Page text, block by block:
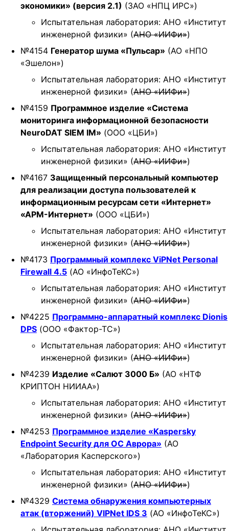
экономики» (версия 2.1) (ЗАО «НПЦ ИРС»)
Испытательная лаборатория: АНО «Институт
инженерной физики» (АНО «ИИФи»)
№4154 Генератор шума «Пульсар» (АО «НПО
«Эшелон»)
Испытательная лаборатория: АНО «Институт
инженерной физики» (АНО «ИИФи»)
№4159 Программное изделие «Система
мониторинга информационной безопасности
NeuroDAT SIEM IM» (ООО «ЦБИ»)
Испытательная лаборатория: АНО «Институт
инженерной физики» (АНО «ИИФи»)
№4167 Защищенный персональный компьютер
для реализации доступа пользователей к
информационным ресурсам сети «Интернет»
«АРМ-Интернет» (ООО «ЦБИ»)
Испытательная лаборатория: АНО «Институт
инженерной физики» (АНО «ИИФи»)
№4173 Программный комплекс ViPNet Personal
Firewall 4.5 (АО «ИнфоТеКС»)
Испытательная лаборатория: АНО «Институт
инженерной физики» (АНО «ИИФи»)
№4225 Программно-аппаратный комплекс Dionis
DPS (ООО «Фактор-ТС»)
Испытательная лаборатория: АНО «Институт
инженерной физики» (АНО «ИИФи»)
№4239 Изделие «Салют 3000 Б» (АО «НТФ
КРИПТОН НИИАА»)
Испытательная лаборатория: АНО «Институт
инженерной физики» (АНО «ИИФи»)
№4253 Программное изделие «Kaspersky
Endpoint Security для ОС Аврора» (АО
«Лаборатория Касперского»)
Испытательная лаборатория: АНО «Институт
инженерной физики» (АНО «ИИФи»)
№4329 Cистема обнаружения компьютерных
атак (вторжений) VIPNet IDS 3 (АО «ИнфоТеКС»)